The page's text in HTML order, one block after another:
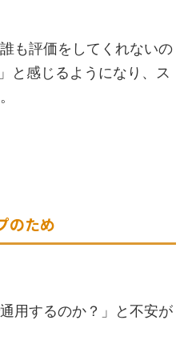
も評価をしてくれないの
と感じるようになり、ス
のため
用するのか？」と不安が